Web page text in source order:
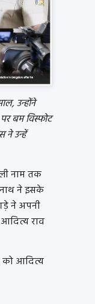
उन्होंने
बम विस्फोट
उन्हें
नाम तक
ने इसके
ने अपनी
आदित्य राव
को आदित्य